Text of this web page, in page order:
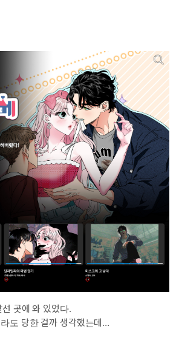
곳에 와 있었다.
도 당한 걸까 생각했는데…